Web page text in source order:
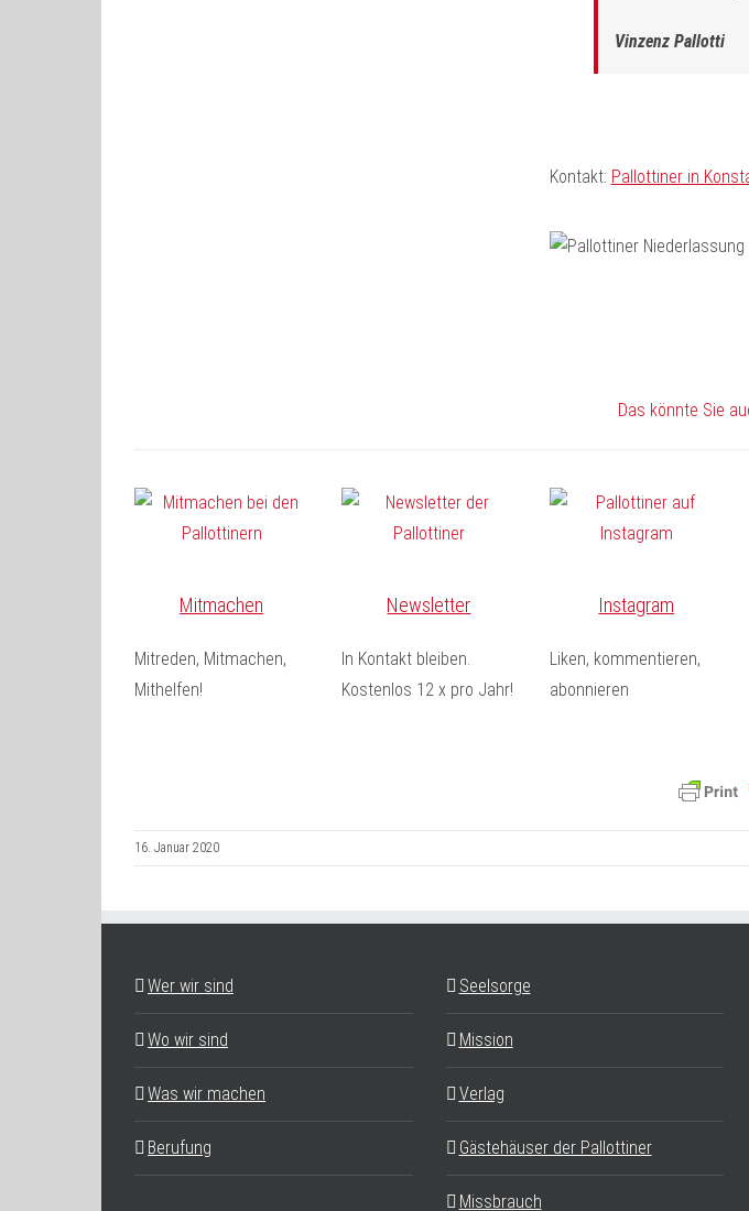
Vinzenz Pallotti
Kontakt: Pallottiner in
Das könnte Sie
Mitmachen
Mitreden, Mitmachen,
Mithelfen!
Newsletter
In Kontakt bleiben.
Kostenlos 12 x pro Jahr!
Instagram
Liken, kommentieren,
abonnieren
16. Januar 2020
Wer wir sind
Wo wir sind
Was wir machen
Berufung
Seelsorge
Mission
Verlag
Gästehäuser der Pallottiner
Missbrauch